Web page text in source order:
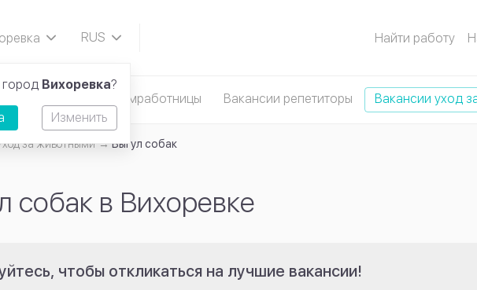
RUS
Найти работу
Вакансии домработницы Вакансии репетиторы Вакансии уход
за животными Выгул собак
собак в Вихоревке
чтобы откликаться на лучшие вакансии!
Вихоревка?
Изменить